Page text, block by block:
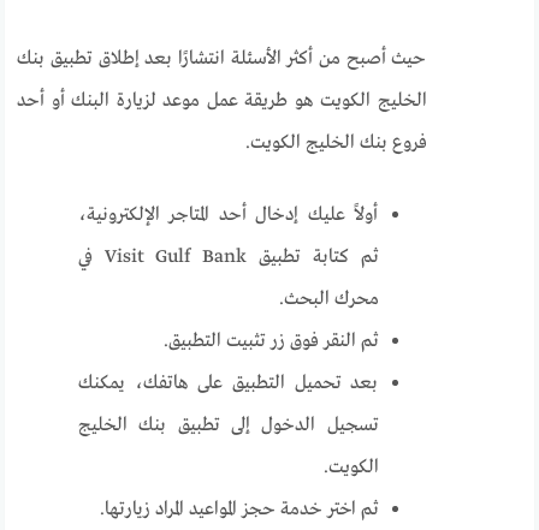
حيث أصبح من أكثر الأسئلة انتشارًا بعد إطلاق تطبيق بنك
الخليج الكويت هو طريقة عمل موعد لزيارة البنك أو أحد
فروع بنك الخليج الكويت.
أولاً عليك إدخال أحد المتاجر الإلكترونية،
ثم كتابة تطبيق Visit Gulf Bank في
محرك البحث.
ثم النقر فوق زر تثبيت التطبيق.
بعد تحميل التطبيق على هاتفك، يمكنك
تسجيل الدخول إلى تطبيق بنك الخليج
الكويت.
ثم اختر خدمة حجز المواعيد المراد زيارتها.